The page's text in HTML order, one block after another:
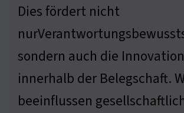
Dies fördert nicht
sondern auch die
innerhalb der Belegschaft.
beeinflussen